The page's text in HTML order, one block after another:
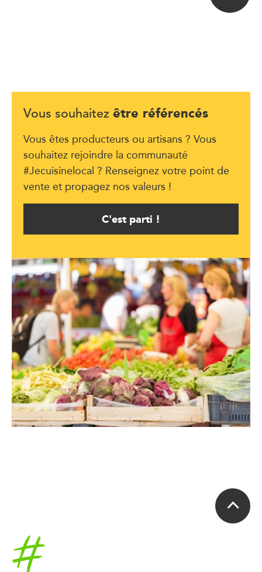
Vous souhaitez être référencés
Vous êtes producteurs ou artisans ? Vous
souhaitez rejoindre la communauté
#Jecuisinelocal ? Renseignez votre point de
vente et propagez nos valeurs !
C'est parti !
Accueil